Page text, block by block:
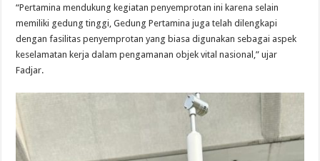
“Pertamina mendukung kegiatan penyemprotan ini karena selain
memiliki gedung tinggi, Gedung Pertamina juga telah dilengkapi
dengan fasilitas penyemprotan yang biasa digunakan sebagai aspek
keselamatan kerja dalam pengamanan objek vital nasional,” ujar
Fadjar.